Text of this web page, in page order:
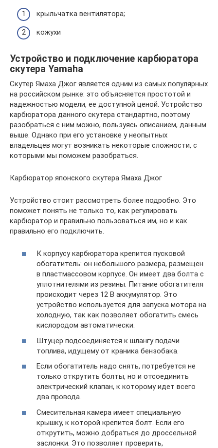
крыльчатка вентилятора;
кожухи
Устройство и подключение карбюратора
скутера Yamaha
Скутер Ямаха Джог является одним из самых популярных
на российском рынке: это объясняется простотой и
надежностью модели, ее доступной ценой. Устройство
карбюратора данного скутера стандартно, поэтому
разобраться с ним можно, пользуясь описанием, данным
выше. Однако при его установке у неопытных
владельцев могут возникать некоторые сложности, с
которыми мы поможем разобраться.
Карбюратор японского скутера Ямаха Джог
Устройство стоит рассмотреть более подробно. Это
поможет понять не только то, как регулировать
карбюратор и правильно пользоваться им, но и как
правильно его подключить.
К корпусу карбюратора крепится пусковой
обогатитель: он небольшого размера, размещен
в пластмассовом корпусе. Он имеет два болта с
уплотнителями из резины. Питание обогатителя
происходит через 12 В аккумулятор. Это
устройство используется для запуска мотора на
холодную, так как позволяет обогатить смесь
кислородом автоматически.
Штуцер подсоединяется к шлангу подачи
топлива, идущему от краника бензобака.
Если обогатитель надо снять, потребуется не
только открутить болты, но и отсоединить
электрический клапан, к которому идет всего
два провода.
Смесительная камера имеет специальную
крышку, к которой крепится болт. Если его
открутить, можно добраться до дроссельной
заслонки. Это позволяет проверить,